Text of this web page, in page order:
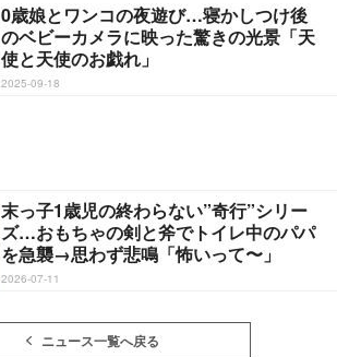
0歳娘とワンコの夜遊び…寝かしつけ後
のベビーカメラに映った驚きの光景「天
使と天使のお戯れ」
2025-09-18
末っ子1歳児の終わらない”奇行”シリー
ズ…おもちゃの剣と斧でトイレ中のパパ
を急襲→思わず悲鳴「怖いって〜」
2026-07-11
ニュース一覧へ戻る